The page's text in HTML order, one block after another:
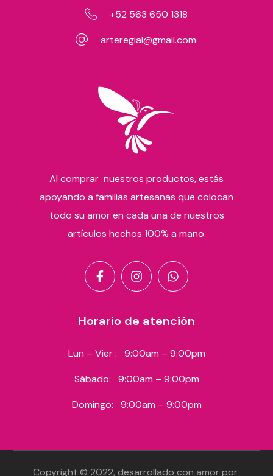
+52 563 650 1318
arteregial@gmail.com
Al comprar nuestros productos, estás
apoyando a familias artesanas que colocan
todo su amor en cada una de nuestros
artículos hechos 100% a mano.
Horario de atención
Lun – Vier : 9:00am – 9:00pm
Sábado: 9:00am – 9:00pm
Domingo: 9:00am – 9:00pm
Copyright © 2022, desarrollado con amor por